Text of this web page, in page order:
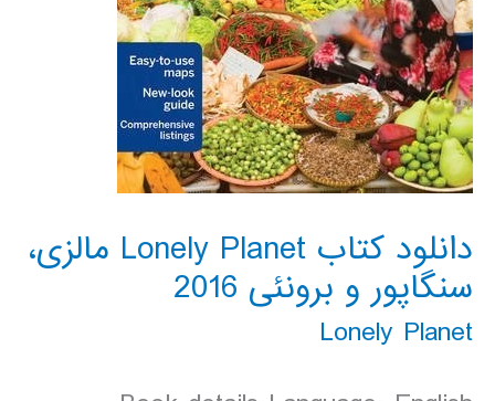
دانلود کتاب Lonely Planet مالزی،
سنگاپور و برونئی 2016
Lonely Planet